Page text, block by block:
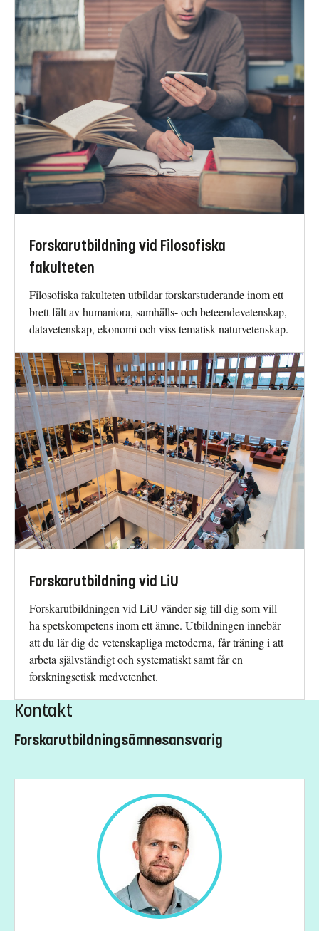
Forskarutbildning vid Filosofiska
fakulteten
Filosofiska fakulteten utbildar forskarstuderande inom ett
brett fält av humaniora, samhälls- och beteendevetenskap,
datavetenskap, ekonomi och viss tematisk naturvetenskap.
Forskarutbildning vid LiU
Forskarutbildningen vid LiU vänder sig till dig som vill
ha spetskompetens inom ett ämne. Utbildningen innebär
att du lär dig de vetenskapliga metoderna, får träning i att
arbeta självständigt och systematiskt samt får en
forskningsetisk medvetenhet.
Kontakt
Forskarutbildningsämnesansvarig